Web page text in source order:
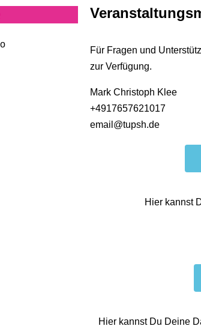
Für Fragen und
zur Verfügung.
Mark Christoph Klee
+4917657621017
email@tupsh.de
Hier kannst
Hier kannst Du Deine